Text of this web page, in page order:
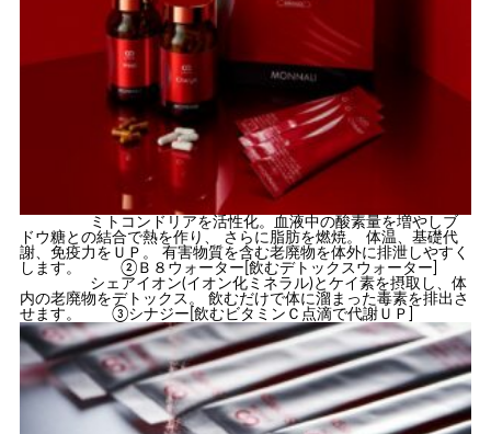
ミトコンドリアを活性化。血液中の酸素量を増やしブ
ドウ糖との結合で熱を作り、 さらに脂肪を燃焼。 体温、基礎代
謝、免疫力をＵＰ。 有害物質を含む老廃物を体外に排泄しやすく
します。 ②Ｂ８ウォーター[飲むデトックスウォーター]
シェアイオン(イオン化ミネラル)とケイ素を摂取し、体
内の老廃物をデトックス。 飲むだけで体に溜まった毒素を排出さ
せます。 ③シナジー[飲むビタミンＣ点滴で代謝ＵＰ]